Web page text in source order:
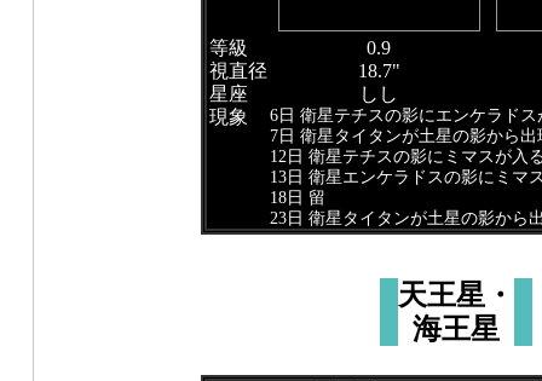
等級
0.9
視直径
18.7"
星座
しし
現象
6日 衛星テチスの影にエンケラドス
7日 衛星タイタンが土星の影から出
12日 衛星テチスの影にミマスが入
13日 衛星エンケラドスの影にミマ
18日 留
23日 衛星タイタンが土星の影から
天王星・
海王星